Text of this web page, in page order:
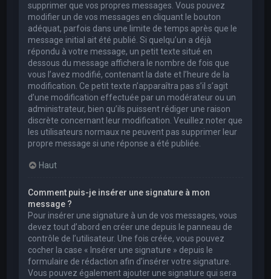
supprimer que vos propres messages. Vous pouvez
modifier un de vos messages en cliquant le bouton
adéquat, parfois dans une limite de temps après que le
message initial ait été publié. Si quelqu’un a déjà
répondu à votre message, un petit texte situé en
dessous du message affichera le nombre de fois que
vous l’avez modifié, contenant la date et l’heure de la
modification. Ce petit texte n’apparaîtra pas s’il s’agit
d’une modification effectuée par un modérateur ou un
administrateur, bien qu’ils puissent rédiger une raison
discrète concernant leur modification. Veuillez noter que
les utilisateurs normaux ne peuvent pas supprimer leur
propre message si une réponse a été publiée.
Haut
Comment puis-je insérer une signature à mon
message ?
Pour insérer une signature à un de vos messages, vous
devez tout d’abord en créer une depuis le panneau de
contrôle de l’utilisateur. Une fois créée, vous pouvez
cocher la case « Insérer une signature » depuis le
formulaire de rédaction afin d’insérer votre signature.
Vous pouvez également ajouter une signature qui sera